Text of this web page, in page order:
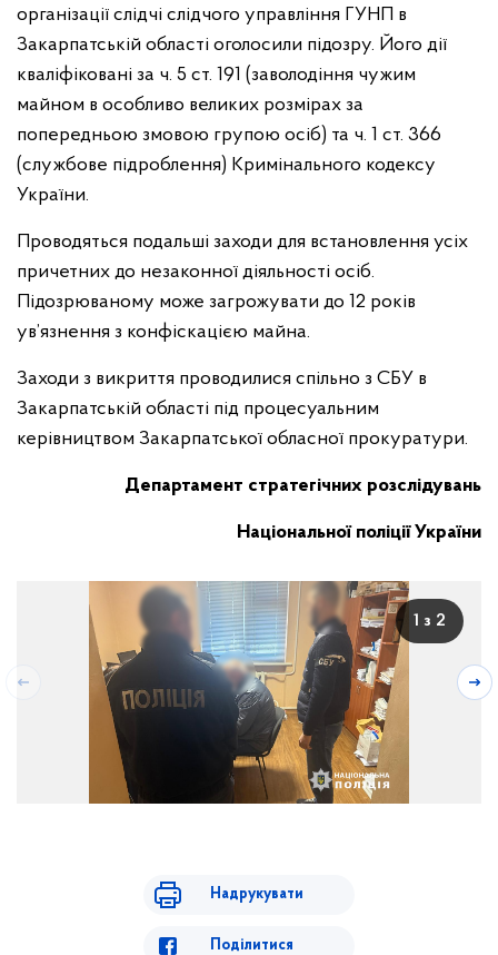
організації слідчі слідчого управління ГУНП в
Закарпатській області оголосили підозру. Його дії
кваліфіковані за ч. 5 ст. 191 (заволодіння чужим
майном в особливо великих розмірах за
попередньою змовою групою осіб) та ч. 1 ст. 366
(службове підроблення) Кримінального кодексу
України.
Проводяться подальші заходи для встановлення усіх
причетних до незаконної діяльності осіб.
Підозрюваному може загрожувати до 12 років
ув’язнення з конфіскацією майна.
Заходи з викриття проводилися спільно з СБУ в
Закарпатській області під процесуальним
керівництвом Закарпатської обласної прокуратури.
Департамент стратегічних розслідувань
Національної поліції України
1 з 2
Надрукувати
Поділитися